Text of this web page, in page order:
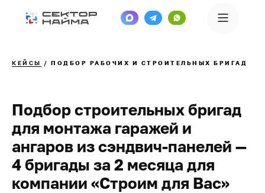
КЕЙСЫ / ПОДБОР РАБОЧИХ И СТРОИТЕЛЬНЫХ БРИГАД
Подбор строительных бригад
для монтажа гаражей и
ангаров из сэндвич-панелей —
4 бригады за 2 месяца для
компании «Строим для Вас»